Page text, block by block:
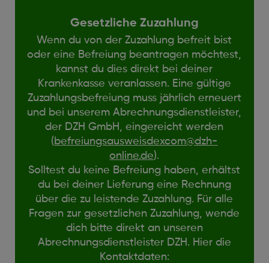
Gesetzliche Zuzahlung
Wenn du von der Zuzahlung befreit bist
oder eine Befreiung beantragen möchtest,
kannst du dies direkt bei deiner
Krankenkasse veranlassen. Eine gültige
Zuzahlungsbefreiung muss jährlich erneuert
und bei unserem Abrechnungsdienstleister,
der DZH GmbH, eingereicht werden
(befreiungsausweisdexcom@dzh-
online.de).
Solltest du keine Befreiung haben, erhältst
du bei deiner Lieferung eine Rechnung
über die zu leistende Zuzahlung. Für alle
Fragen zur gesetzlichen Zuzahlung, wende
dich bitte direkt an unseren
Abrechnungsdienstleister DZH. Hier die
Kontaktdaten: